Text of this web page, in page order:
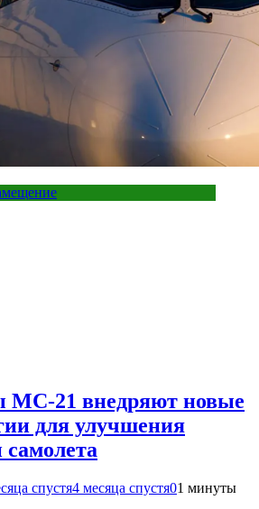
МС-21 внедряют новые
для улучшения
спустя4 месяца спустя01 минуты